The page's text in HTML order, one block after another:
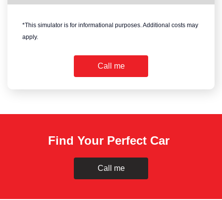
*This simulator is for informational purposes. Additional costs may
apply.
Call me
Find Your Perfect Car
Call me